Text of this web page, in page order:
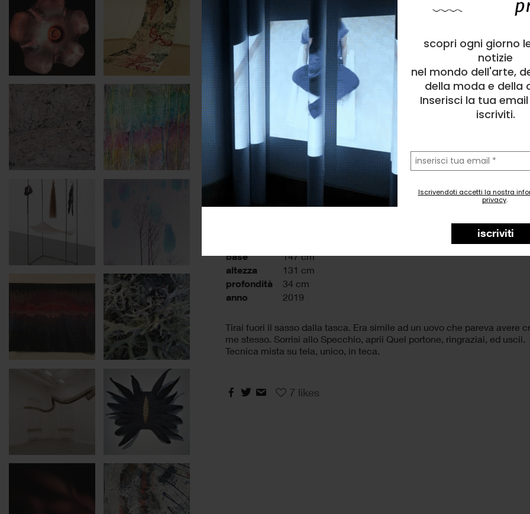
scopri ogni giorno
notizie
nel mondo dell'arte,
della moda e della
Inserisci la tua
iscriviti.
la
tua
email
Iscrivendoti accetti la nostra
privacy.
iscriviti
categoria Scultura
materico,materia
base 147 cm
altezza 131 cm
profondità 34 cm
anno 2019
Tirai fuori il sasso dalla tasca. Era simile ad un uovo che pareva avere
me stesso. Sorrisi allo Specchio, aprii Quel portone, ringraziai, ed uscii.
Tecnica mista su tela, unico, in teca.
7 likes